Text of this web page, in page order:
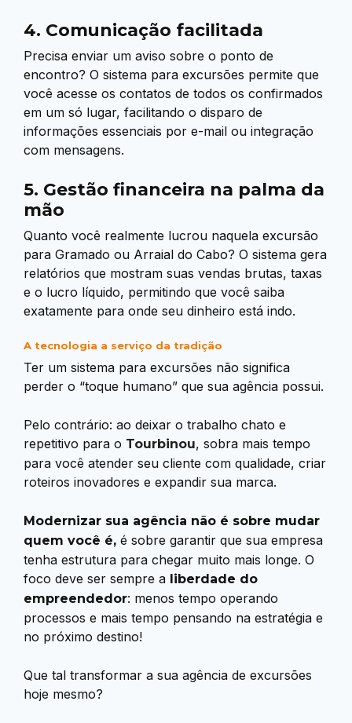
4. Comunicação facilitada
Precisa enviar um aviso sobre o ponto de
encontro? O sistema para excursões permite que
você acesse os contatos de todos os confirmados
em um só lugar, facilitando o disparo de
informações essenciais por e-mail ou integração
com mensagens.
5. Gestão financeira na palma da
mão
Quanto você realmente lucrou naquela excursão
para Gramado ou Arraial do Cabo? O sistema gera
relatórios que mostram suas vendas brutas, taxas
e o lucro líquido, permitindo que você saiba
exatamente para onde seu dinheiro está indo.
A tecnologia a serviço da tradição
Ter um sistema para excursões não significa
perder o “toque humano” que sua agência possui.
Pelo contrário: ao deixar o trabalho chato e
repetitivo para o Tourbinou, sobra mais tempo
para você atender seu cliente com qualidade, criar
roteiros inovadores e expandir sua marca.
Modernizar sua agência não é sobre mudar
quem você é, é sobre garantir que sua empresa
tenha estrutura para chegar muito mais longe. O
foco deve ser sempre a liberdade do
empreendedor: menos tempo operando
processos e mais tempo pensando na estratégia e
no próximo destino!
Que tal transformar a sua agência de excursões
hoje mesmo?